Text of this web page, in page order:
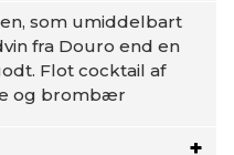
som umiddelbart
fra Douro end en
Flot cocktail af
og brombær